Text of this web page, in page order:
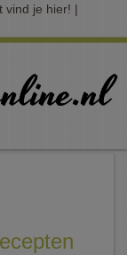
vind je hier! |